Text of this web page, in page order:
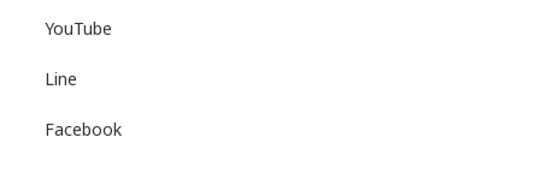
YouTube
Line
Facebook